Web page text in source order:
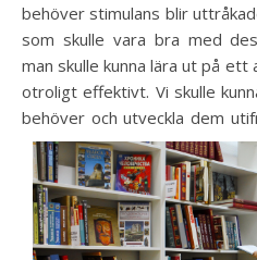
behöver stimulans blir
som skulle vara bra med
man skulle kunna lära ut på
otroligt effektivt. Vi skulle
behöver och utveckla dem